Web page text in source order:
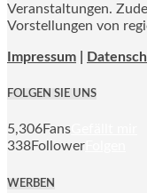
Veranstaltungen.
Vorstellungen von
Impressum
FOLGEN SIE UNS
5,306Fans
338Follower
WERBEN